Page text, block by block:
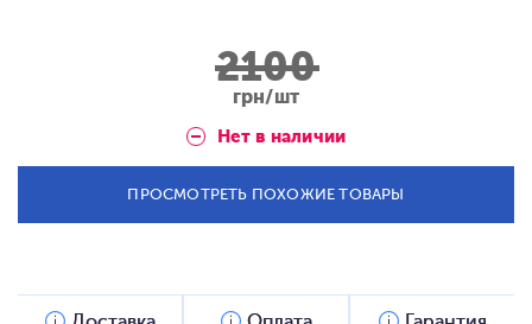
2100
грн/шт
Нет в наличии
ПРОСМОТРЕТЬ ПОХОЖИЕ ТОВАРЫ